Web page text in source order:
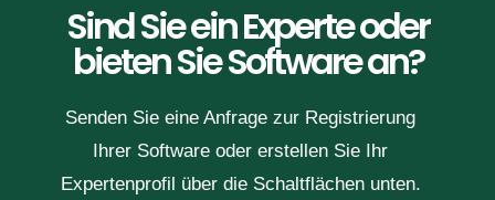
Sind Sie ein Experte oder
bieten Sie Software an?
Senden Sie eine Anfrage zur Registrierung
Ihrer Software oder erstellen Sie Ihr
Expertenprofil über die Schaltflächen unten.